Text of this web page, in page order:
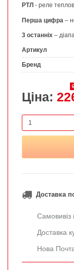
РТЛ - реле
Перша цифра –
3 останніх –
Артикул
Бренд
Ціна:
Доставка
Самовивіз
Доставка
Нова